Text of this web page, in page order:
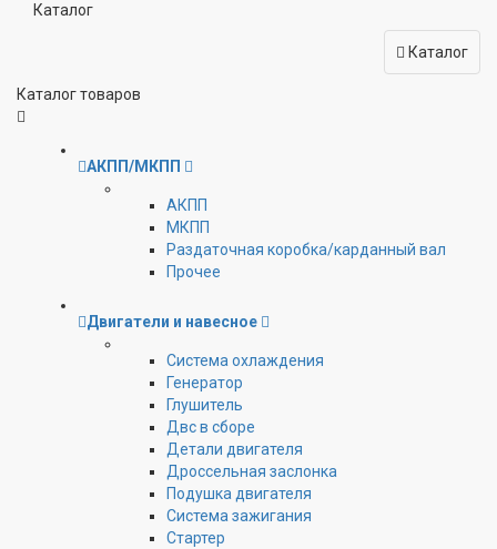
Каталог
Каталог
Каталог товаров
АКПП/МКПП
АКПП
МКПП
Раздаточная коробка/карданный вал
Прочее
Двигатели и навесное
Cистема охлаждения
Генератор
Глушитель
Двс в сборе
Детали двигателя
Дроссельная заслонка
Подушка двигателя
Система зажигания
Стартер